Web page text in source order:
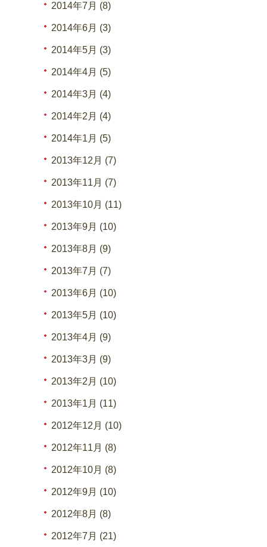
2014年7月 (8)
2014年6月 (3)
2014年5月 (3)
2014年4月 (5)
2014年3月 (4)
2014年2月 (4)
2014年1月 (5)
2013年12月 (7)
2013年11月 (7)
2013年10月 (11)
2013年9月 (10)
2013年8月 (9)
2013年7月 (7)
2013年6月 (10)
2013年5月 (10)
2013年4月 (9)
2013年3月 (9)
2013年2月 (10)
2013年1月 (11)
2012年12月 (10)
2012年11月 (8)
2012年10月 (8)
2012年9月 (10)
2012年8月 (8)
2012年7月 (21)